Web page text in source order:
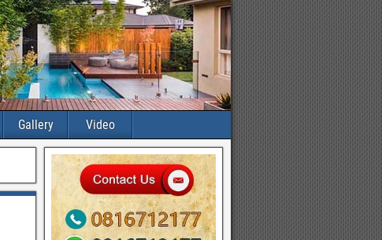
Gallery Video